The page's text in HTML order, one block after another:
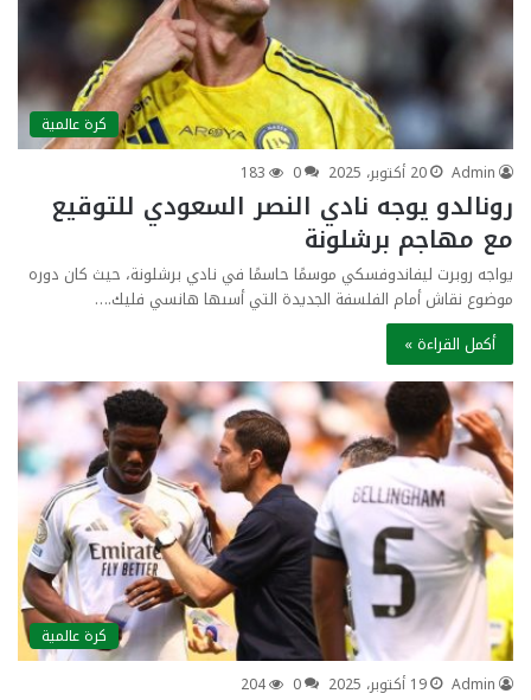
كرة عالمية
Admin
20 أكتوبر، 2025 0
183
رونالدو يوجه نادي النصر السعودي للتوقيع
مع مهاجم برشلونة
يواجه روبرت ليفاندوفسكي موسمًا حاسمًا في نادي برشلونة، حيث كان دوره
موضوع نقاش أمام الفلسفة الجديدة التي أسىها هانسي فليك.…
أكمل القراءة »
كرة عالمية
Admin
19 أكتوبر، 2025 0
204